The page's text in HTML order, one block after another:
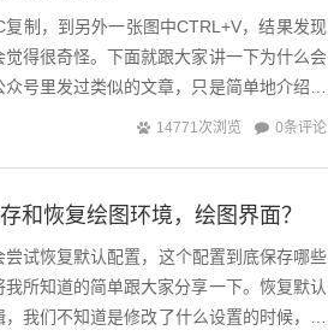
制，到另外一张图中CTRL+V，结果发现
得很奇怪。下面就跟大家讲一下为什么会
号里发过类似的文章，只是简单地介绍了
14771次浏览 0条评论
和恢复绘图环境，绘图界面？
试恢复默认配置，这个配置到底保存哪些
所知道的简单跟大家分享一下。恢复默认
我们不知道是修改了什么设置的时候，我